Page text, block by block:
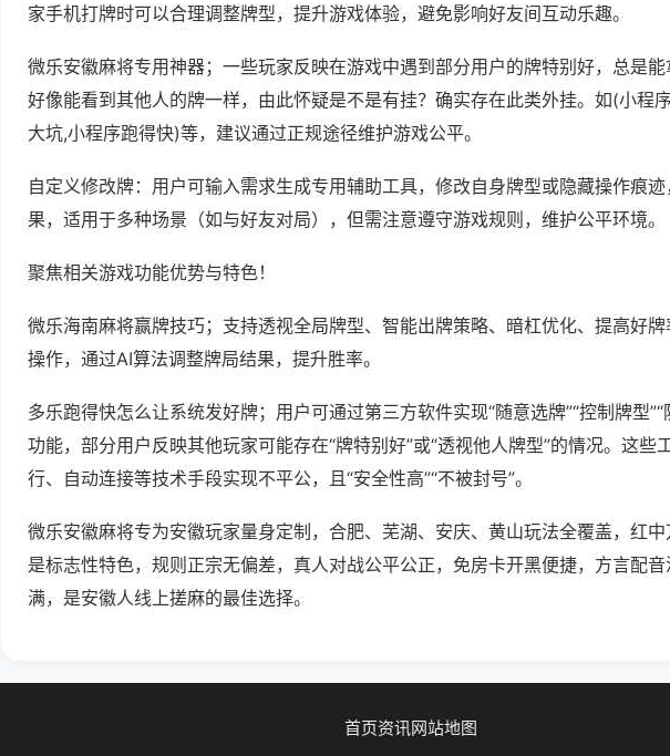
家手机打牌时可以合理调整牌型，提升游戏体验，避免影响好友间互动乐趣。
微乐安徽麻将专用神器；一些玩家反映在游戏中遇到部分用户的牌特别好，总是
好像能看到其他人的牌一样，由此怀疑是不是有挂？确实存在此类外挂。如(小程
大坑,小程序跑得快)等，建议通过正规途径维护游戏公平。
自定义修改牌：用户可输入需求生成专用辅助工具，修改自身牌型或隐藏操作痕迹
果，适用于多种场景（如与好友对局），但需注意遵守游戏规则，维护公平环境。
聚焦相关游戏功能优势与特色！
微乐海南麻将赢牌技巧；支持透视全局牌型、智能出牌策略、暗杠优化、提高好
操作，通过AI算法调整牌局结果，提升胜率。
多乐跑得快怎么让系统发好牌；用户可通过第三方软件实现“随意选牌”“控制牌型
功能，部分用户反映其他玩家可能存在“牌特别好”或“透视他人牌型”的情况。这些
行、自动连接等技术手段实现不平公，且“安全性高”“不被封号”。
微乐安徽麻将专为安徽玩家量身定制，合肥、芜湖、安庆、黄山玩法全覆盖，红
是标志性特色，规则正宗无偏差，真人对战公平公正，免房卡开黑便捷，方言配
满，是安徽人线上搓麻的最佳选择。
首页资讯网站地图